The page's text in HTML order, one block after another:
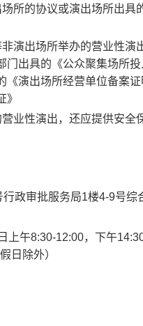
所的协议或演出场所出
演出场所举办的营业性
门出具的《公众聚集场所
《演出场所经营单位备案
业性演出，还应提供安
行政审批服务局1楼4-9号综
上午8:30-12:00，下午
日除外）